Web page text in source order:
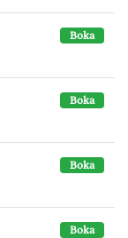
Boka
Boka
Boka
Boka